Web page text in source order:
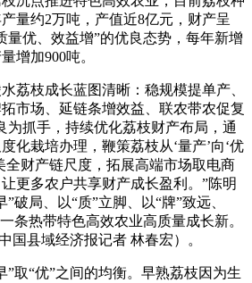
量约2万吨，产值近8亿元，财产呈
量优、效益增”的优良态势，每年新增
增加900吨。
枝成长蓝图清晰：稳规模提单产、
市场、延链条增效益、联农带农促复
为抓手，持续优化荔枝财产布局，通
化栽培办理，鞭策荔枝从‘量产’向‘优
全财产链尺度，拓展高端市场取电商
更多农户共享财产成长盈利。”陈明
破局、以“质”立脚、以“牌”致远、
条热带特色高效农业高质量成长新。
国县域经济报记者 林春宏）。
“优”之间的均衡。早熟荔枝因为生